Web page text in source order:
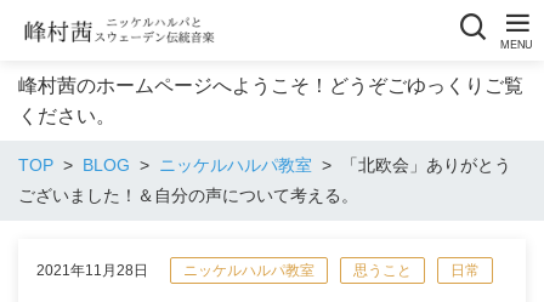
峰村茜のホームページへようこそ！どうぞごゆっくりご覧
ください。
TOP BLOG ニッケルハルパ教室
「北欧会」ありがとう
ございました！＆自分の声について考える。
2021年11月28日 ニッケルハルパ教室 思うこと 日常